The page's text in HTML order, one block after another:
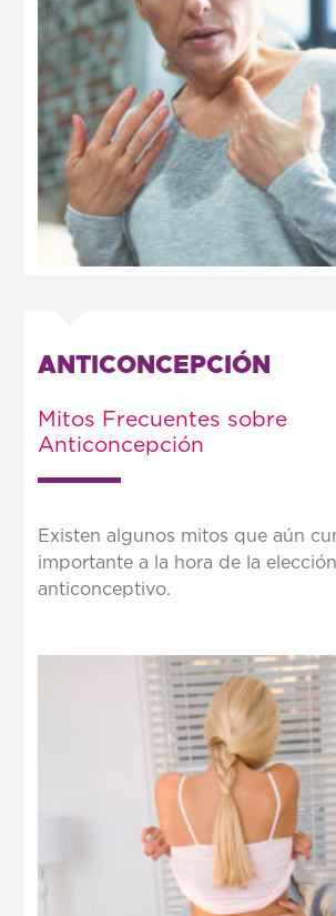
ANTICONCEPCIÓN
Mitos Frecuentes sobre
Anticoncepción
Existen algunos mitos que aún
importante a la hora de la
anticonceptivo.